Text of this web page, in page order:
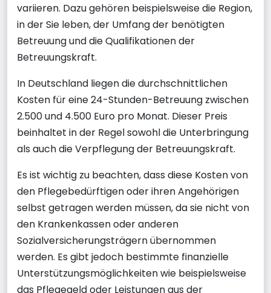
variieren. Dazu gehören beispielsweise die Region,
in der Sie leben, der Umfang der benötigten
Betreuung und die Qualifikationen der
Betreuungskraft.
In Deutschland liegen die durchschnittlichen
Kosten für eine 24-Stunden-Betreuung zwischen
2.500 und 4.500 Euro pro Monat. Dieser Preis
beinhaltet in der Regel sowohl die Unterbringung
als auch die Verpflegung der Betreuungskraft.
Es ist wichtig zu beachten, dass diese Kosten von
den Pflegebedürftigen oder ihren Angehörigen
selbst getragen werden müssen, da sie nicht von
den Krankenkassen oder anderen
Sozialversicherungsträgern übernommen
werden. Es gibt jedoch bestimmte finanzielle
Unterstützungsmöglichkeiten wie beispielsweise
das Pflegegeld oder Leistungen aus der